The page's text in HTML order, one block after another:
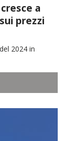
a
prezzi
2024 in